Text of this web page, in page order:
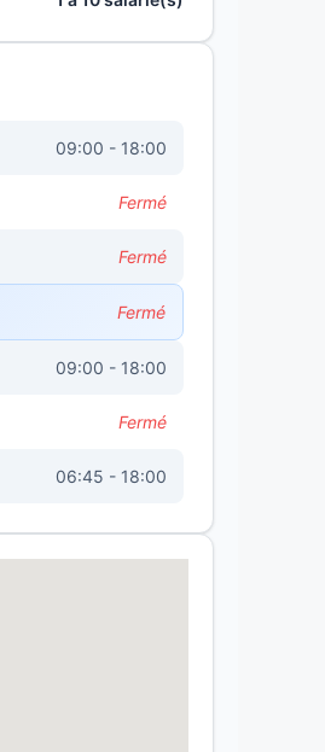
09:00 - 18:00
Fermé
Fermé
Fermé
09:00 - 18:00
Fermé
06:45 - 18:00